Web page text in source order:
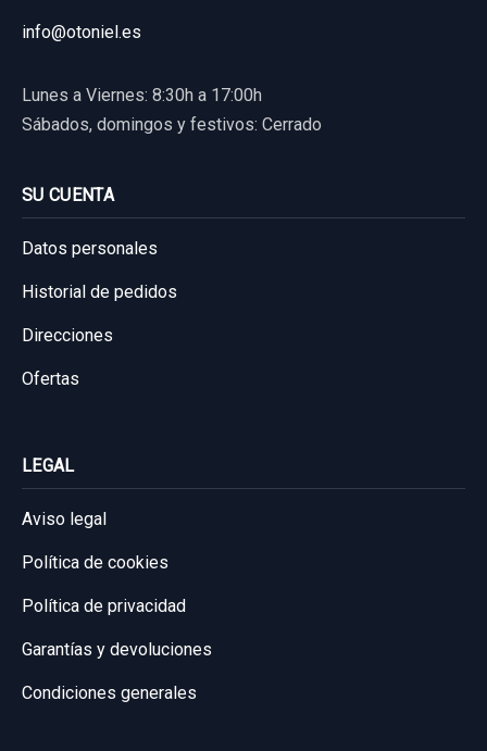
info@otoniel.es
Lunes a Viernes: 8:30h a 17:00h
Sábados, domingos y festivos: Cerrado
SU CUENTA
Datos personales
Historial de pedidos
Direcciones
Ofertas
LEGAL
Aviso legal
Política de cookies
Política de privacidad
Garantías y devoluciones
Condiciones generales